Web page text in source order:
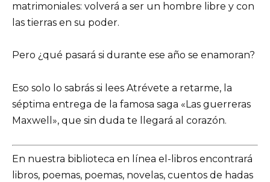
matrimoniales: volverá a ser un hombre libre y con
las tierras en su poder.
Pero ¿qué pasará si durante ese año se enamoran?
Eso solo lo sabrás si lees Atrévete a retarme, la
séptima entrega de la famosa saga «Las guerreras
Maxwell», que sin duda te llegará al corazón.
En nuestra biblioteca en línea el-libros encontrará
libros, poemas, poemas, novelas, cuentos de hadas